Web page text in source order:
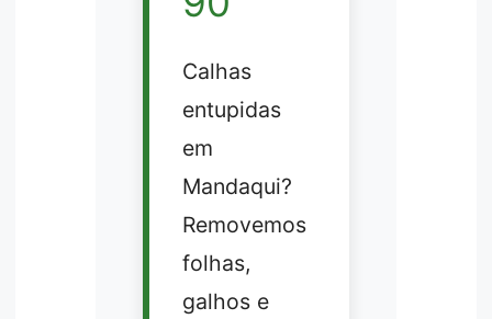
Calhas
entupidas
em
Mandaqui?
Removemos
folhas,
galhos e